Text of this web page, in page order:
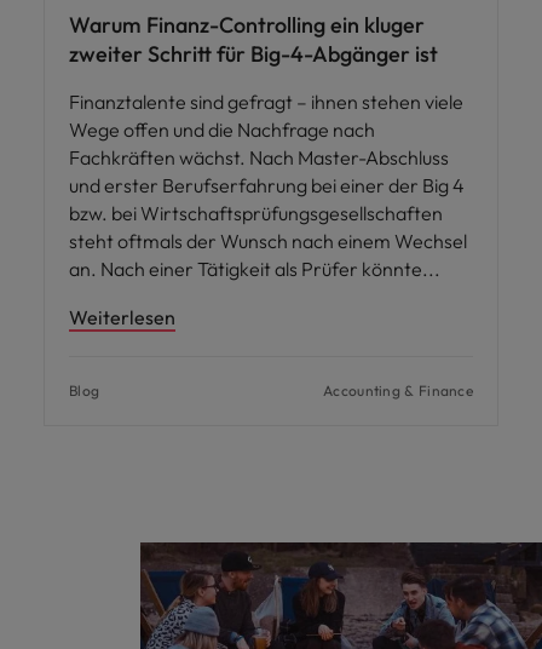
Warum Finanz-Controlling ein kluger
zweiter Schritt für Big-4-Abgänger ist
Finanztalente sind gefragt – ihnen stehen viele
Wege offen und die Nachfrage nach
Fachkräften wächst. Nach Master-Abschluss
und erster Berufserfahrung bei einer der Big 4
bzw. bei Wirtschaftsprüfungsgesellschaften
steht oftmals der Wunsch nach einem Wechsel
an. Nach einer Tätigkeit als Prüfer könnte
Weiterlesen
Blog Accounting & Finance